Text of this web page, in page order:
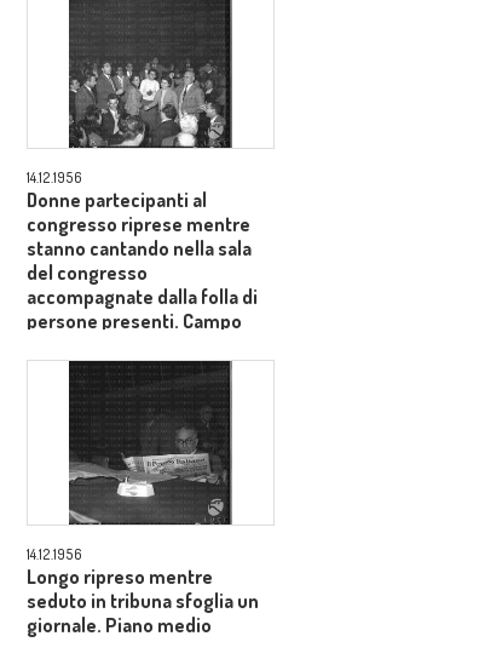
14.12.1956
Donne partecipanti al
congresso riprese mentre
stanno cantando nella sala
del congresso
accompagnate dalla folla di
persone presenti. Campo
14.12.1956
Longo ripreso mentre
seduto in tribuna sfoglia un
giornale. Piano medio